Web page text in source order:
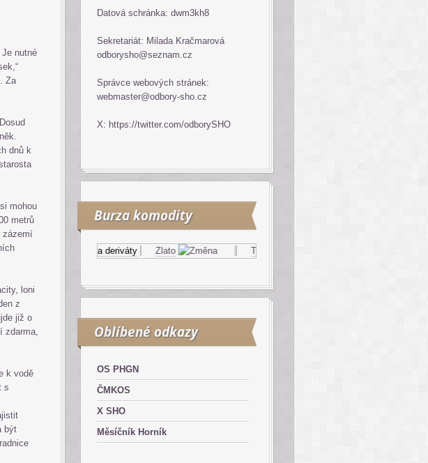
nutné
Za
dnů k
mohou
metrů
zázemí
loni
z
již o
zdarma,
k vodě
s
být
Datová schránka: dwm3kh8
Sekretariát: Milada Kračmarová
odborysho@seznam.cz
Správce webových stránek:
webmaster@odbory-sho.cz
X: https://twitter.com/odborySHO
Burza komodity
Kurzy.cz Komodity a deriváty Zlato Topný olej
Oblíbené odkazy
OS PHGN
ČMKOS
X SHO
Měsíčník Horník